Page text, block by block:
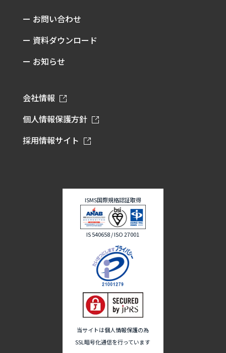
ー お問い合わせ
ー 資料ダウンロード
ー お知らせ
会社情報
個人情報保護方針
採用情報サイト
ISMS国際規格認証取得
IS 540658 / ISO 27001
当サイトは個人情報保護の為
SSL暗号化通信を行っています